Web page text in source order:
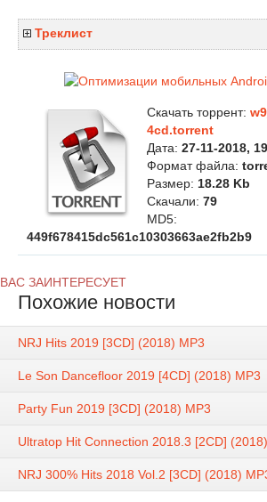
Треклист
Скачать торрент:
4cd.torrent
Дата: 27-11-2018,
Формат файла:
Размер: 18.28 Kb
Скачали: 79
MD5:
449f678415dc561c10303663ae2fb2b9
ВАС ЗАИНТЕРЕСУЕТ
Похожие новости
NRJ Hits 2019 [3CD] (2018) MP3
Le Son Dancefloor 2019 [4CD] (2018) MP3
Party Fun 2019 [3CD] (2018) MP3
Ultratop Hit Connection 2018.3 [2CD]
NRJ 300% Hits 2018 Vol.2 [3CD] (2018)